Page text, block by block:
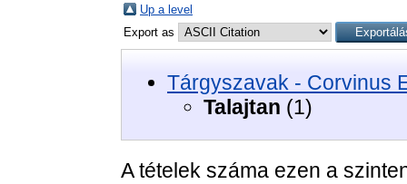
Up a level
Export as
Tárgyszavak - Corvinus
Talajtan (1)
A tételek száma ezen a